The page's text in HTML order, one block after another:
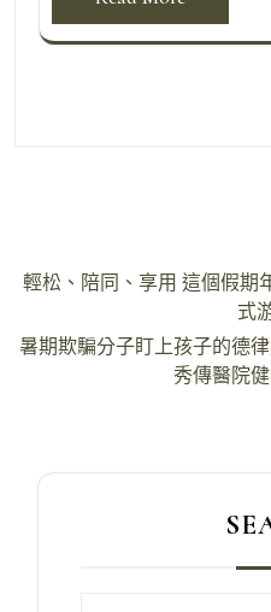
文
導
輕松、陪同、享用 這個假期
式
暑期欺騙分子盯上孩子的德
秀傳醫院